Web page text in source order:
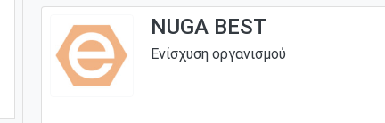
NUGA BEST
Ενίσχυση οργανισμού